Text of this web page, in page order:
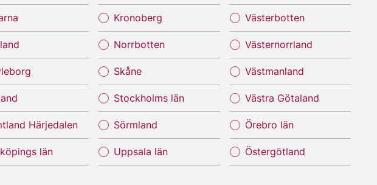
Härjedalen
län
Kronoberg
Norrbotten
Skåne
Stockholms län
Sörmland
Uppsala län
Västerbotten
Västernorrland
Västmanland
Västra Götaland
Örebro län
Östergötland